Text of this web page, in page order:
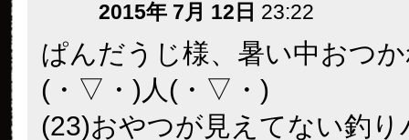
2015年 7月 12日 23:22
ぱんだうじ様、暑い中おつ
(・▽・)人(・▽・)
(23)おやつが見えてない釣り